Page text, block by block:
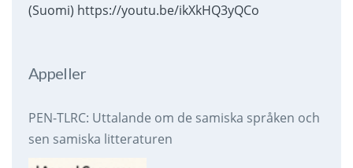
(Suomi) https://youtu.be/ikXkHQ3yQCo
Appeller
PEN-TLRC: Uttalande om de samiska språken och
sen samiska litteraturen